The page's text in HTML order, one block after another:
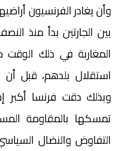
وأن يغادر الفرنسيون
بين الجارتين بدأ منذ
المغاربة في ذلك
استقلال بلدهم، قبل أن
وبذلك دقت فرنسا أكبر
تمسكها بالمقاومة
التفاوض والنضال